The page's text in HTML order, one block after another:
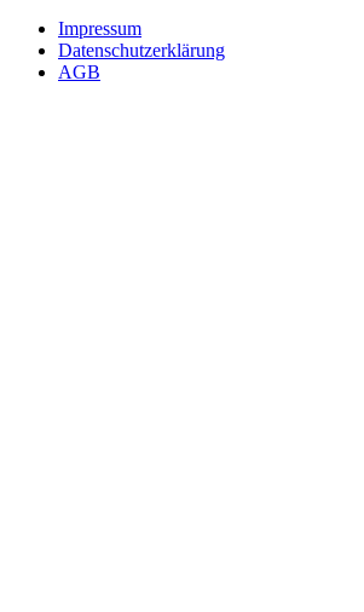
Impressum
Datenschutzerklärung
AGB